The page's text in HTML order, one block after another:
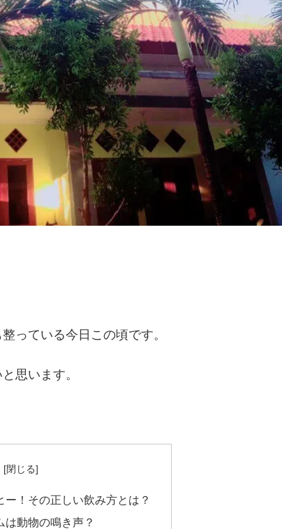
っている今日この頃です。
思います。
！その正しい飲み方とは？
動物の鳴き声？